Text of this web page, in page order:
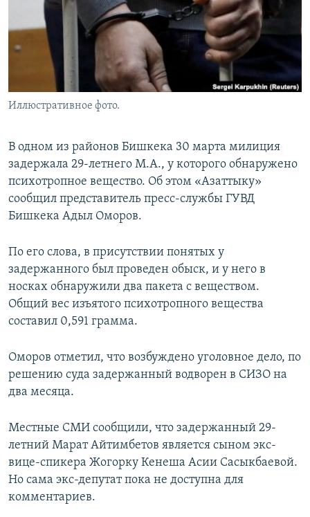
Иллюстративное фото.
В одном из районов Бишкека 30 марта милиция
задержала 29-летнего М.А., у которого обнаружено
психотропное вещество. Об этом «Азаттыку»
сообщил представитель пресс-службы ГУВД
Бишкека Адыл Оморов.
По его слова, в присутствии понятых у
задержанного был проведен обыск, и у него в
носках обнаружили два пакета с веществом.
Общий вес изъятого психотропного вещества
составил 0,591 грамма.
Оморов отметил, что возбуждено уголовное дело, по
решению суда задержанный водворен в СИЗО на
два месяца.
Местные СМИ сообщили, что задержанный 29-
летний Марат Айтимбетов является сыном экс-
вице-спикера Жогорку Кенеша Асии Сасыкбаевой.
Но сама экс-депутат пока не доступна для
комментариев.